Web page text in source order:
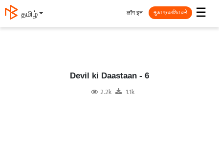
தமிழ் ☰
लॉग इन मुक्त प्रकाशित करें
Devil ki Daastaan - 6
2.2k 1.1k